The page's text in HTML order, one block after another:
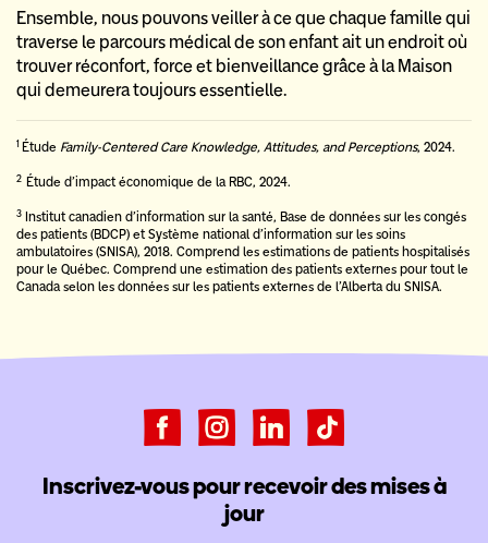
Ensemble, nous pouvons veiller à ce que chaque famille qui
traverse le parcours médical de son enfant ait un endroit où
trouver réconfort, force et bienveillance grâce à la Maison
qui demeurera toujours essentielle.
1 Étude Family-Centered Care Knowledge, Attitudes, and Perceptions, 2024.
2 Étude d’impact économique de la RBC, 2024.
3 Institut canadien d’information sur la santé, Base de données sur les congés
des patients (BDCP) et Système national d’information sur les soins
ambulatoires (SNISA), 2018. Comprend les estimations de patients hospitalisés
pour le Québec. Comprend une estimation des patients externes pour tout le
Canada selon les données sur les patients externes de l’Alberta du SNISA.
Inscrivez-vous pour recevoir des mises à
jour